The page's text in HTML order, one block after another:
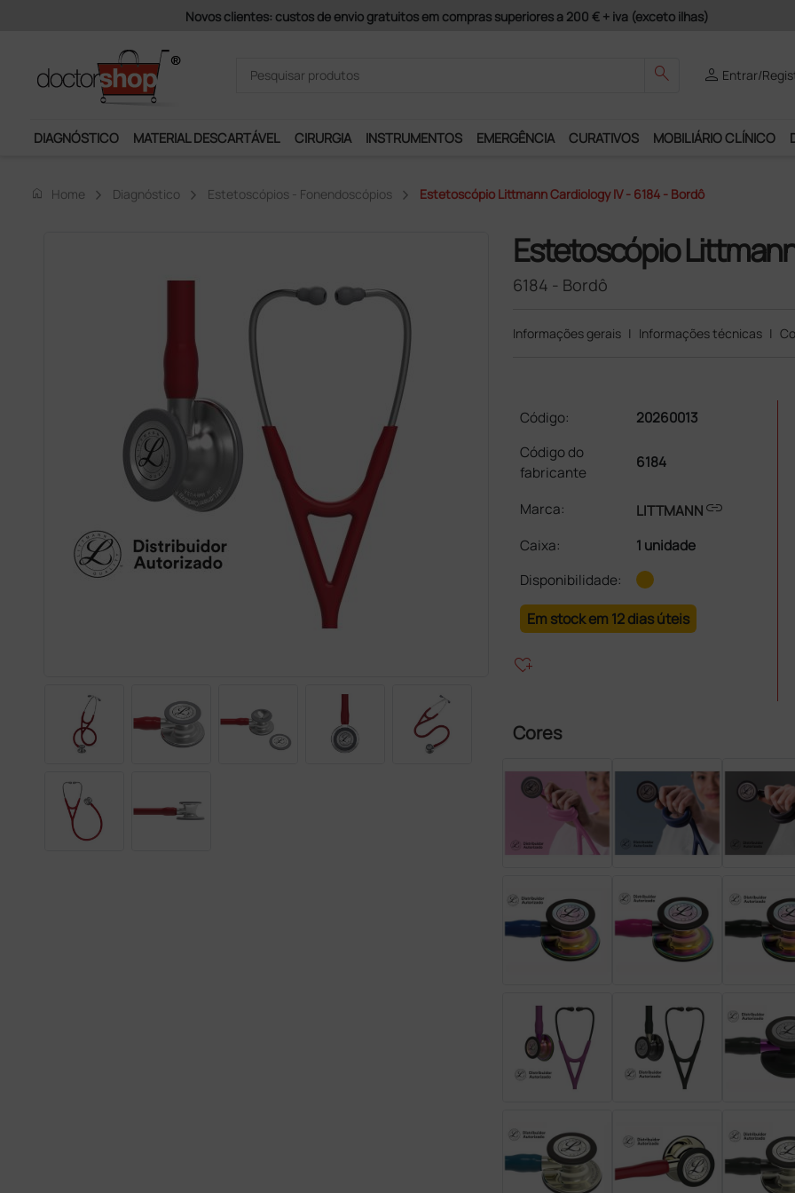
Pagamentos Seguros e Garantia de Satisfação!
search person Entrar/
DIAGNÓSTICO MATERIAL DESCARTÁVEL CIRURGIA INSTRUMENTOS EMERGÊNCIA CURATIVOS MOBILIÁRIO CLÍNICO
home Home Diagnóstico Estetoscópios - Fonendoscópios Estetoscópio Littmann Cardiology IV - 6184 - Bordô
Estetoscópio
6184 - Bordô
Informações gerais | Informações técnicas |
Código:
20260013
Código do
fabricante
6184
Marca: LITTMANNlink
Caixa:
1 unidade
Disponibilidade:
Em stock em 12 dias úteis
heart_plus
Cores